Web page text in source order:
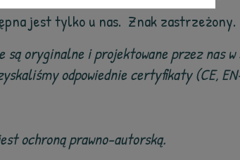
jest tylko u nas. Znak zastrzeżony.
są oryginalne i projektowane przez nas
odpowiednie certyfikaty (CE,
ochroną prawno-autorską.